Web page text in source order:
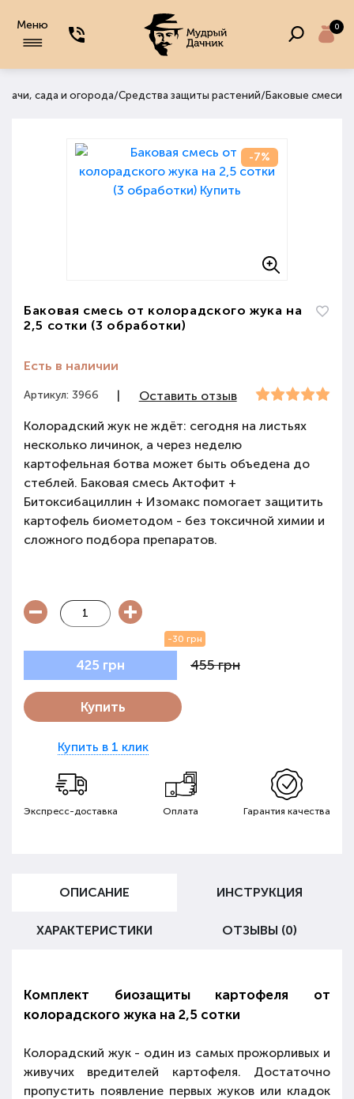
Меню 0
дачи, сада и огорода/Средства защиты растений/ Баковые смеси
-7%
Баковая смесь от колорадского жука на
2,5 сотки (3 обработки)
Есть в наличии
Артикул: 3966 |
Оставить отзыв
Колорадский жук не ждёт: сегодня на листьях
несколько личинок, а через неделю
картофельная ботва может быть объедена до
стеблей. Баковая смесь Актофит +
Битоксибациллин + Изомакс помогает защитить
картофель биометодом - без токсичной химии и
сложного подбора препаратов.
425 грн
-30 грн
455 грн
Купить
Купить в 1 клик
Экспресс-доставка Оплата Гарантия качества
ОПИСАНИЕ ИНСТРУКЦИЯ
ХАРАКТЕРИСТИКИ ОТЗЫВЫ (0)
Комплект биозащиты картофеля от
колорадского жука на 2,5 сотки
Колорадский жук - один из самых прожорливых и
живучих вредителей картофеля. Достаточно
пропустить появление первых жуков или кладок